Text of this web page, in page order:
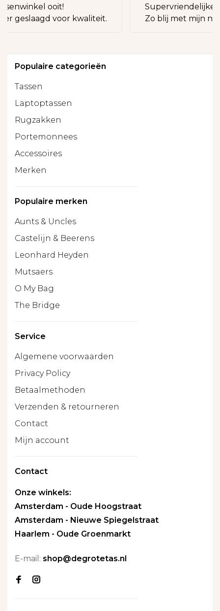
ooit!
geslaagd voor kwaliteit.
Supervriendelijke
Zo blij met mijn
Populaire categorieën
Tassen
Laptoptassen
Rugzakken
Portemonnees
Accessoires
Merken
Populaire merken
Aunts & Uncles
Castelijn & Beerens
Leonhard Heyden
Mutsaers
O My Bag
The Bridge
Service
Algemene voorwaarden
Privacy Policy
Betaalmethoden
Verzenden & retourneren
Contact
Mijn account
Contact
Onze winkels:
Amsterdam - Oude Hoogstraat
Amsterdam - Nieuwe Spiegelstraat
Haarlem - Oude Groenmarkt
E-mail: shop@degrotetas.nl